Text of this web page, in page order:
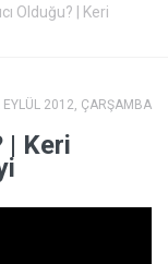
Olduğu? | Keri
EYLÜL 2012, ÇARŞAMBA
| Keri